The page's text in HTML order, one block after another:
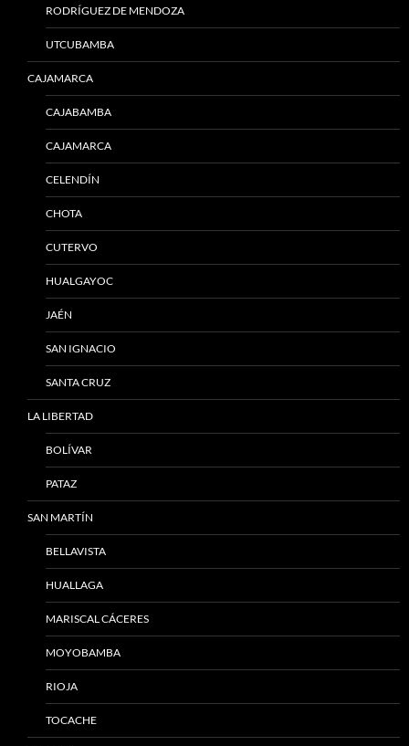
RODRÍGUEZ DE MENDOZA
UTCUBAMBA
CAJAMARCA
CAJABAMBA
CAJAMARCA
CELENDÍN
CHOTA
CUTERVO
HUALGAYOC
JAÉN
SAN IGNACIO
SANTA CRUZ
LA LIBERTAD
BOLÍVAR
PATAZ
SAN MARTÍN
BELLAVISTA
HUALLAGA
MARISCAL CÁCERES
MOYOBAMBA
RIOJA
TOCACHE